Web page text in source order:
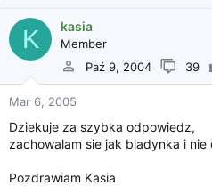
K kasia
Member
Paź 9, 2004
39
Mar 6, 2005
Dziekuje za szybka odpowiedz,
zachowalam sie jak bladynka i nie
Pozdrawiam Kasia